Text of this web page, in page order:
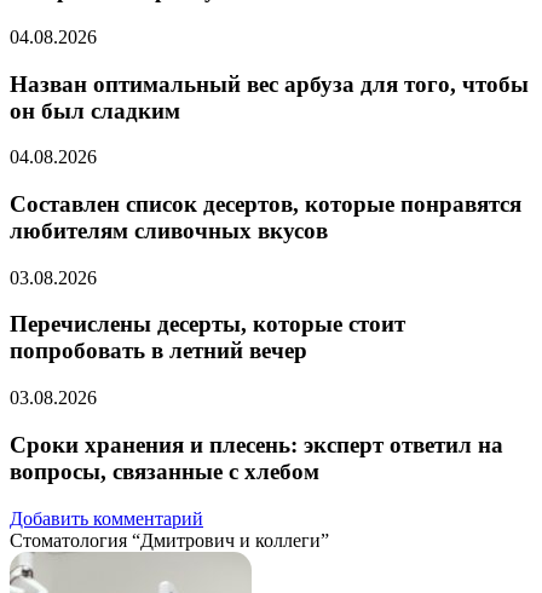
04.08.2026
Назван оптимальный вес арбуза для того, чтобы
он был сладким
04.08.2026
Составлен список десертов, которые понравятся
любителям сливочных вкусов
03.08.2026
Перечислены десерты, которые стоит
попробовать в летний вечер
03.08.2026
Сроки хранения и плесень: эксперт ответил на
вопросы, связанные с хлебом
Добавить комментарий
Стоматология “Дмитрович и коллеги”